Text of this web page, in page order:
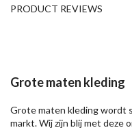
PRODUCT REVIEWS
Grote maten kleding
Grote maten kleding wordt
markt. Wij zijn blij met deze